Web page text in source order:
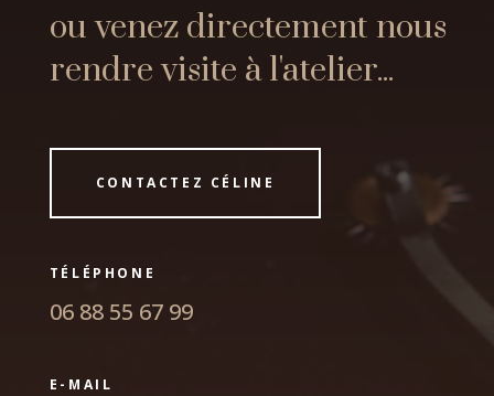
ou venez directement nous
rendre visite à l'atelier...
CONTACTEZ CÉLINE
TÉLÉPHONE
06 88 55 67 99
E-MAIL